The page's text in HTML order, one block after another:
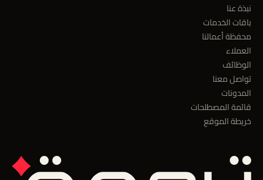
نبذة عنا
باقات الخدمات
محفظة أعمالنا
العملاء
الوظائف
تواصل معنا
المدونات
قائمة المصطلحات
خريطة الموقع